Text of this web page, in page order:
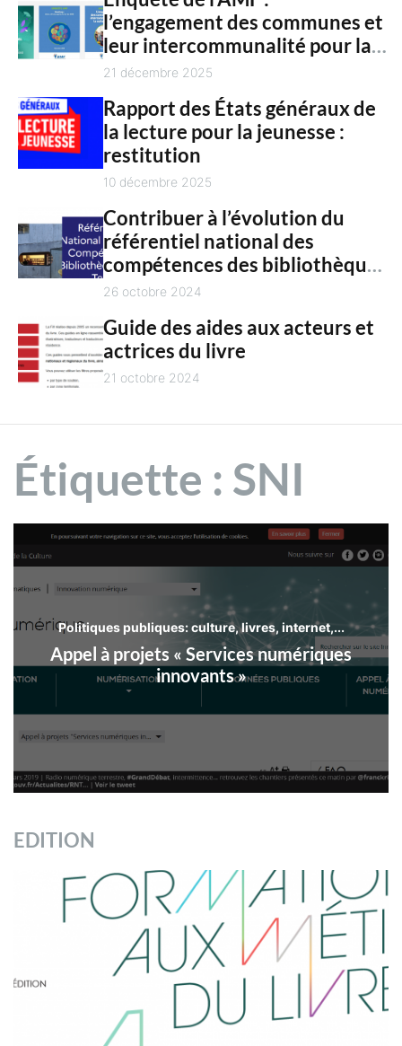
h
leur intercommunalité pour la
culture en 2025
21 décembre 2025
la lecture pour la jeunesse :
restitution
10 décembre 2025
référentiel national des
compétences des bibliothèques
territoriales
26 octobre 2024
actrices du livre
21 octobre 2024
Étiquette : SNI
Politiques publiques: culture, livres, internet,...
Appel à projets « Services numériques
innovants »
Edition Libraires et Librairies